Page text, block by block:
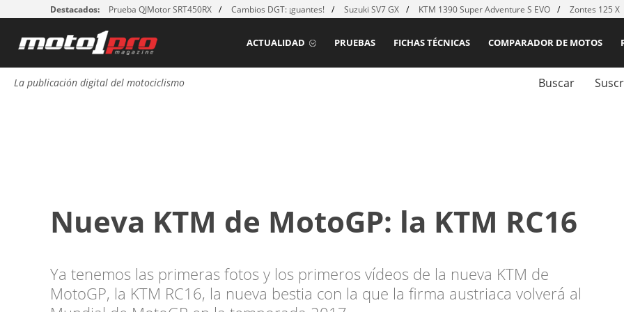
Destacados: Prueba QJMotor SRT450RX Cambios DGT: ¡guantes! Suzuki SV7 GX KTM 1390 Super Adventure S EVO Zontes 125 X
COMPARADOR DE MOTOS
FICHAS TÉCNICAS
PRUEBAS
ACTUALIDAD
La publicación digital del motociclismo Buscar
Nueva KTM de MotoGP: la KTM RC16
Ya tenemos las primeras fotos y los primeros vídeos de la nueva KTM de
MotoGP, la KTM RC16, la nueva bestia con la que la firma austriaca volverá al